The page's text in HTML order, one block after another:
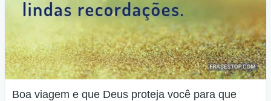
Boa viagem e que Deus proteja você para que